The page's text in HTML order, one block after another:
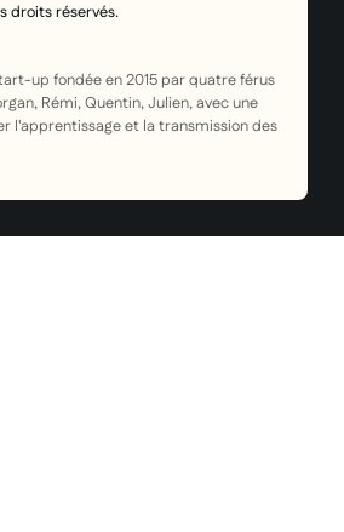
droits réservés.
up fondée en 2015 par quatre férus
Rémi, Quentin, Julien, avec une
l'apprentissage et la transmission des